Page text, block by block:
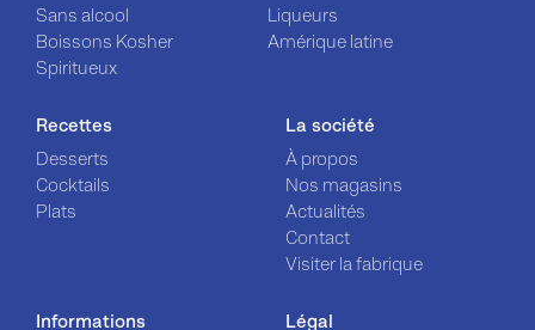
Sans alcool
Liqueurs
Boissons Kosher
Amérique latine
Spiritueux
Recettes
Desserts
Cocktails
Plats
La société
À propos
Nos magasins
Actualités
Contact
Visiter la fabrique
Informations Légal